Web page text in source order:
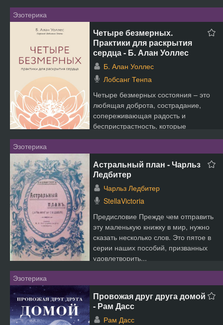
Эзотерика
Четыре безмерных.
Практики для раскрытия
сердца - Б. Алан Уоллес
Б. Алан Уоллес
Лобсанг Тенпа
Четыре безмерных состояния – это
любящая доброта, сострадание,
сопереживающая радость и
беспристрастность, которые
Эзотерика
Астральный план - Чарльз
Ледбитер
Чарльз Ледбитер
StellaVictoria
Предисловие Прежде чем отправить
эту маленькую книжку в мир, нужно
сказать несколько слов. Это пятое в
серии наших пособий, призванных
удовлетворить...
Эзотерика
Провожая друг друга домой
- Рам Дасс
Рам Дасс